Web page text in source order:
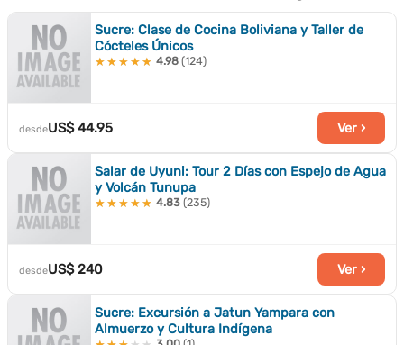
Sucre: Clase de Cocina Boliviana y Taller de
Cócteles Únicos
★★★★★
★★★★★ 4.98 (124)
desdeUS$ 44.95 Ver ›
Salar de Uyuni: Tour 2 Días con Espejo de Agua
y Volcán Tunupa
★★★★★
★★★★★ 4.83 (235)
desdeUS$ 240 Ver ›
Sucre: Excursión a Jatun Yampara con
Almuerzo y Cultura Indígena